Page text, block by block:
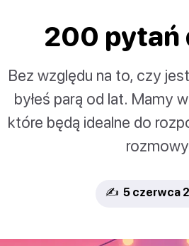
200 pytań
Bez względu na to, czy
byłeś parą od lat. Mamy
które będą idealne do
✍️ 5 czerwca